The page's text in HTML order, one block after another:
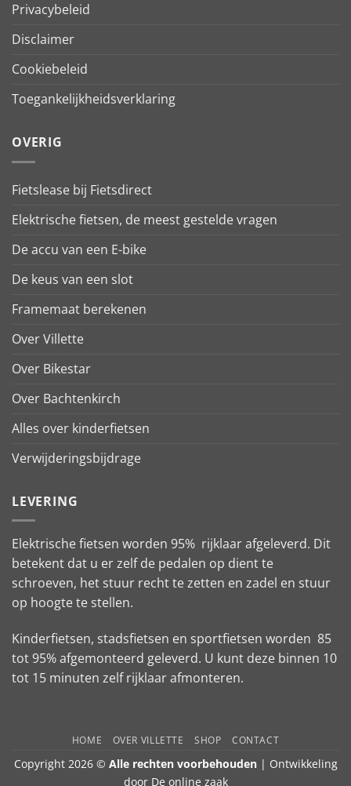
Privacybeleid
Disclaimer
Cookiebeleid
Toegankelijkheidsverklaring
OVERIG
Fietslease bij Fietsdirect
Elektrische fietsen, de meest gestelde vragen
De accu van een E-bike
De keus van een slot
Framemaat berekenen
Over Villette
Over Bikestar
Over Bachtenkirch
Alles over kinderfietsen
Verwijderingsbijdrage
LEVERING
Elektrische fietsen worden 95% rijklaar afgeleverd. Dit
betekent dat u er zelf de pedalen op dient te
schroeven, het stuur recht te zetten en zadel en stuur
op hoogte te stellen.
Kinderfietsen, stadsfietsen en sportfietsen worden 85
tot 95% afgemonteerd geleverd. U kunt deze binnen 10
tot 15 minuten zelf rijklaar afmonteren.
HOME OVER VILLETTE SHOP CONTACT
Copyright 2026 © Alle rechten voorbehouden| Ontwikkeling
door De online zaak